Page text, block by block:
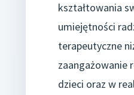
kształtowania
umiejętności
terapeutyczne
zaangażowanie
dzieci oraz w